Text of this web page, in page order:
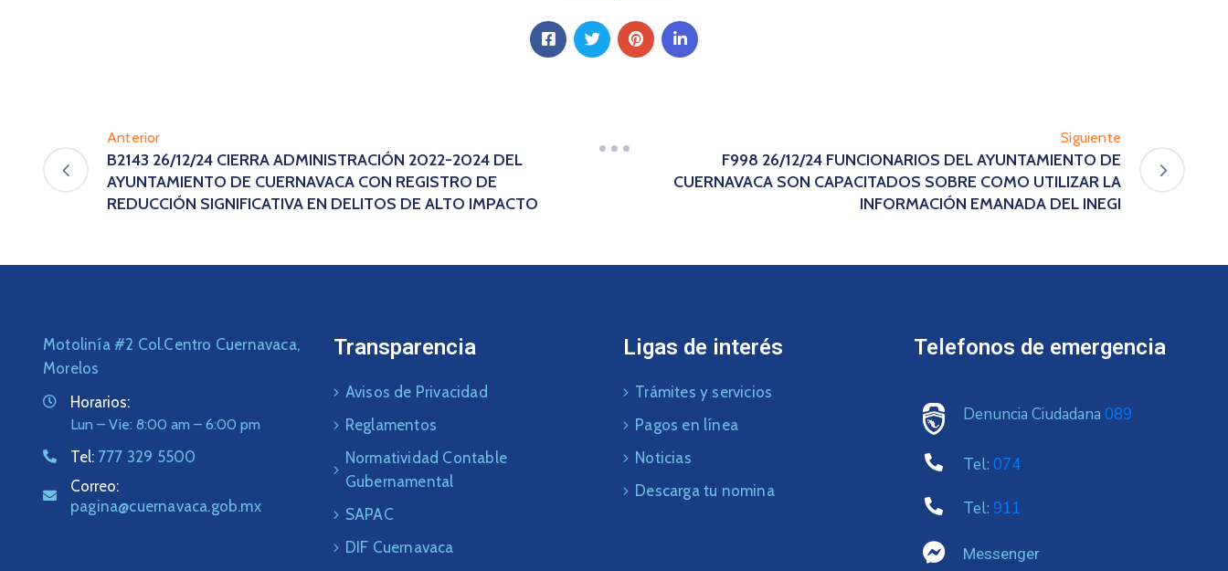
Anterior
B2143 26/12/24 CIERRA ADMINISTRACIÓN 2022-2024 DEL
AYUNTAMIENTO DE CUERNAVACA CON REGISTRO DE
REDUCCIÓN SIGNIFICATIVA EN DELITOS DE ALTO IMPACTO
Siguiente
F998 26/12/24 FUNCIONARIOS DEL AYUNTAMIENTO DE
CUERNAVACA SON CAPACITADOS SOBRE COMO UTILIZAR LA
INFORMACIÓN EMANADA DEL INEGI
Motolinía #2 Col.Centro Cuernavaca,
Morelos
Horarios:
Lun – Vie: 8:00 am – 6:00 pm
Tel: 777 329 5500
Correo:
pagina@cuernavaca.gob.mx
Transparencia
Avisos de Privacidad
Reglamentos
Normatividad Contable
Gubernamental
SAPAC
DIF Cuernavaca
Ligas de interés
Trámites y servicios
Pagos en línea
Noticias
Descarga tu nomina
Telefonos de emergencia
Denuncia Ciudadana 089
Tel: 074
Tel: 911
Messenger